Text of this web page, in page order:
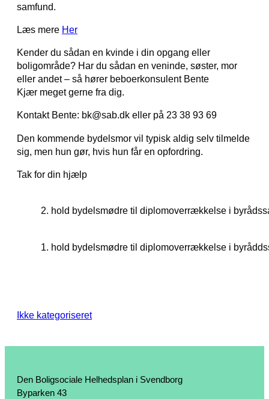
samfund.
Læs mere Her
Kender du sådan en kvinde i din opgang eller
boligområde? Har du sådan en veninde, søster, mor
eller andet – så hører beboerkonsulent Bente
Kjær meget gerne fra dig.
Kontakt Bente: bk@sab.dk eller på 23 38 93 69
Den kommende bydelsmor vil typisk aldig selv tilmelde
sig, men hun gør, hvis hun får en opfordring.
Tak for din hjælp
2. hold bydelsmødre til diplomoverrækkelse i
1. hold bydelsmødre til diplomoverrækkelse i
Ikke kategoriseret
Den Boligsociale Helhedsplan i Svendborg
Byparken 43